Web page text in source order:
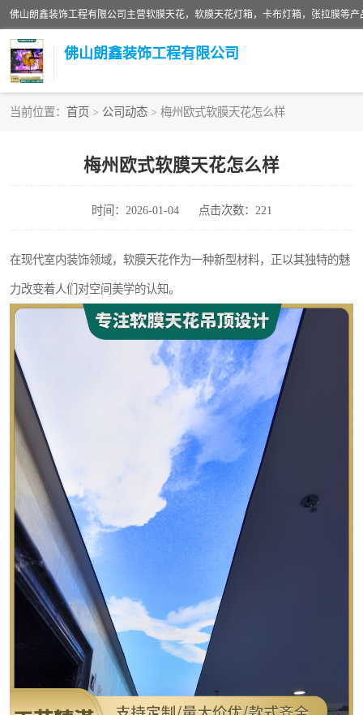
佛山朗鑫装饰工程有限公司
当前位置： 首页 > 公司动态 > 梅州欧式软膜天花怎么样
梅州欧式软膜天花怎么样
时间：2026-01-04 点击次数：221
在现代室内装饰领域，软膜天花作为一种新型材料，正以其独特的魅
力改变着人们对空间美学的认知。